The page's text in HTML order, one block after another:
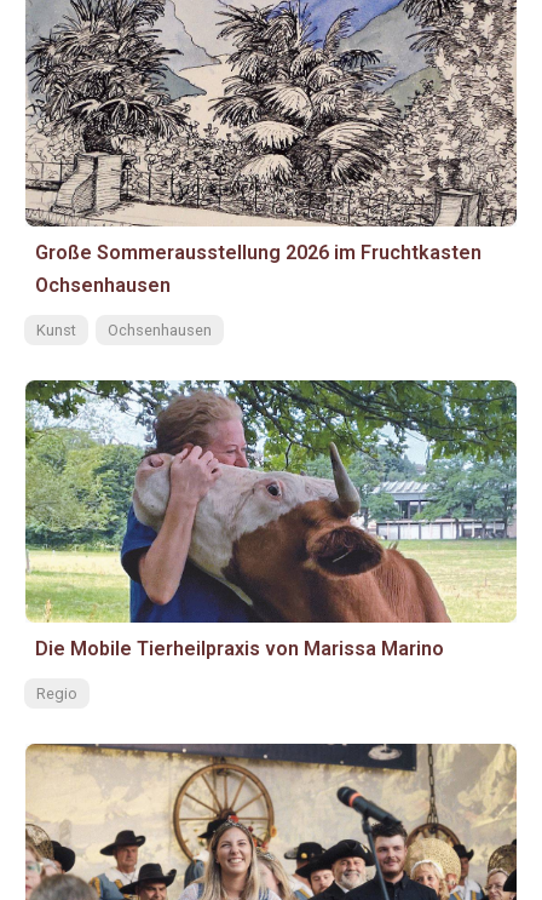
Große Sommerausstellung 2026 im Fruchtkasten
Ochsenhausen
Kunst Ochsenhausen
Die Mobile Tierheilpraxis von Marissa Marino
Regio